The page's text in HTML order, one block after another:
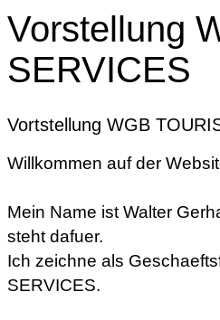
Vorstellung
SERVICES
Vortstellung WGB
Willkommen auf der
Mein Name ist Walter
steht dafuer.
Ich zeichne als
SERVICES.